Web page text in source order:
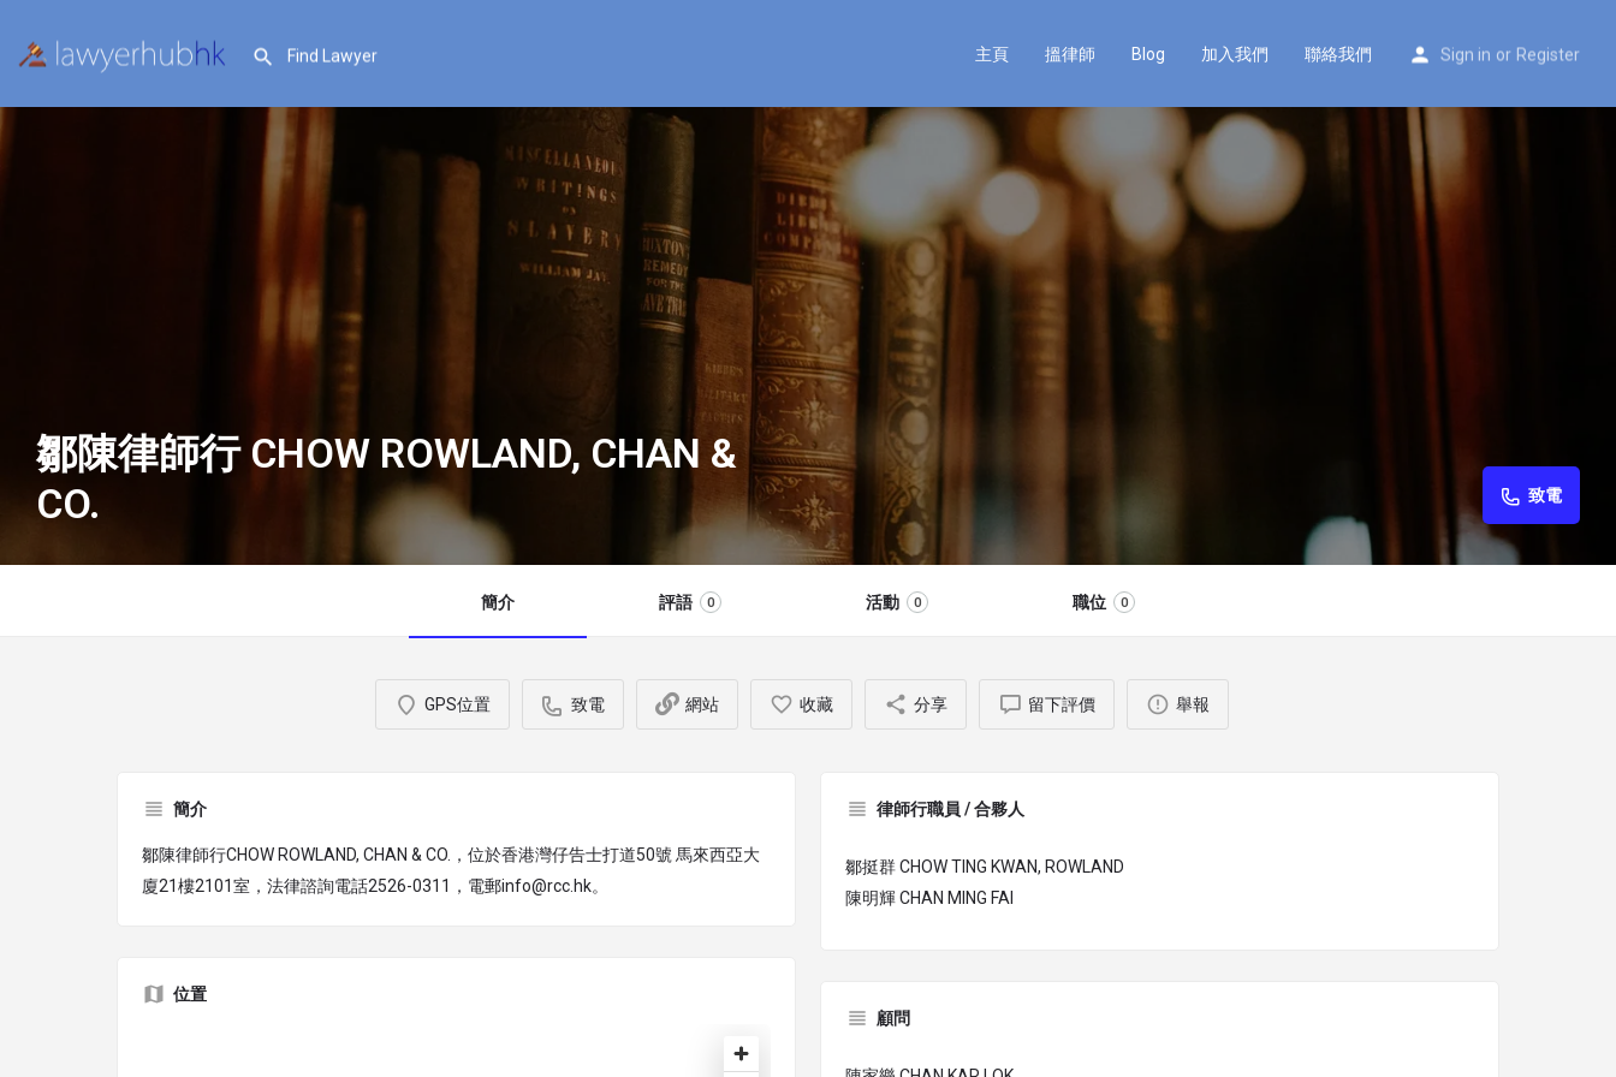
主頁 搵律師 Blog 加入我們 聯絡我們 Sign in or Register
鄒陳律師行 CHOW ROWLAND, CHAN &
CO.
致電
簡介 評語 0 活動 0 職位 0
GPS位置 致電 網站 收藏 分享 留下評價 舉報
簡介
鄒陳律師行CHOW ROWLAND, CHAN & CO.，位於香港灣仔告士打道50號 馬來西亞大
廈21樓2101室，法律諮詢電話2526-0311，電郵info@rcc.hk。
位置
律師行職員 / 合夥人
鄒挺群 CHOW TING KWAN, ROWLAND
陳明輝 CHAN MING FAI
顧問